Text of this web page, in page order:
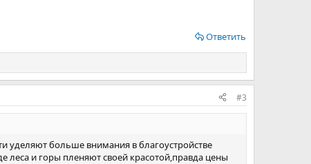
Ответить
#3
уделяют больше внимания в благоустройстве
леса и горы пленяют своей красотой,правда цены